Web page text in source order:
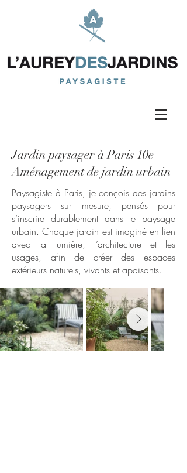
Jardin paysager à Paris 10e –
Aménagement de jardin urbain
Paysagiste à Paris, je conçois des jardins
paysagers sur mesure, pensés pour
s’inscrire durablement dans le paysage
urbain. Chaque jardin est imaginé en lien
avec la lumière, l’architecture et les
usages, afin de créer des espaces
extérieurs naturels, vivants et apaisants.